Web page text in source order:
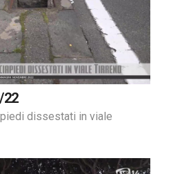
22
dissestati in viale